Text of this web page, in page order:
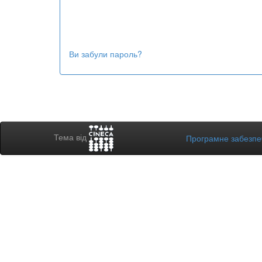
Ви забули пароль?
Тема від Програмне